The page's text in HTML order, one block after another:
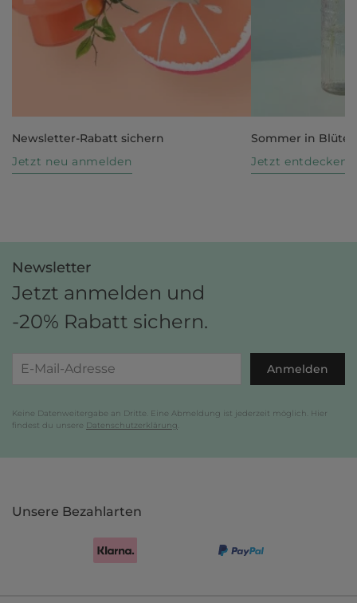
Newsletter-Rabatt sichern
Jetzt neu anmelden
Sommer in Blüte
Jetzt entdecken
Newsletter
Jetzt anmelden und
-20% Rabatt sichern.
Anmelden
Keine Datenweitergabe an Dritte. Eine Abmeldung ist jederzeit möglich. Hier
findest du unsere Datenschutzerklärung
Unsere Bezahlarten